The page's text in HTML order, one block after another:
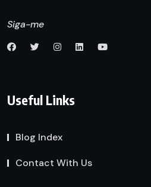
Siga-me
Useful Links
Blog Index
Contact With Us